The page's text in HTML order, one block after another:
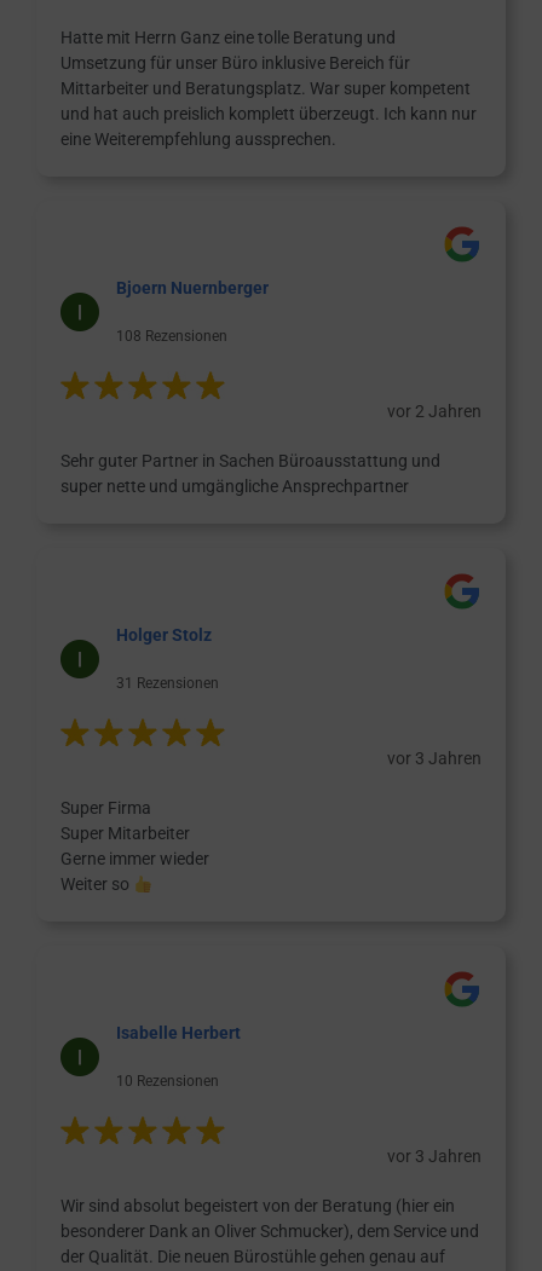
Hatte mit Herrn Ganz eine tolle Beratung und
Umsetzung für unser Büro inklusive Bereich für
Mittarbeiter und Beratungsplatz. War super kompetent
und hat auch preislich komplett überzeugt. Ich kann nur
eine Weiterempfehlung aussprechen.
Bjoern Nuernberger
108 Rezensionen
vor 2 Jahren
Sehr guter Partner in Sachen Büroausstattung und
super nette und umgängliche Ansprechpartner
Holger Stolz
31 Rezensionen
vor 3 Jahren
Super Firma
Super Mitarbeiter
Gerne immer wieder
Weiter so
Isabelle Herbert
10 Rezensionen
vor 3 Jahren
Wir sind absolut begeistert von der Beratung (hier ein
besonderer Dank an Oliver Schmucker), dem Service und
der Qualität. Die neuen Bürostühle gehen genau auf